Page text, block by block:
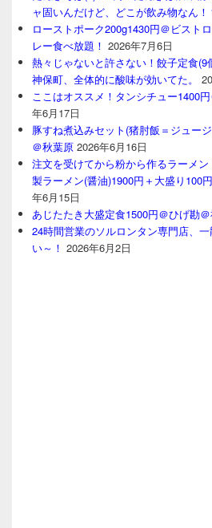
ャ固いんだけど、どこが飲み物なん！
ローストポーク200g1430円＠ビスト
レー食べ放題！ 2026年7月6日
熱々じゃないと許さない！餃子定食(9
神保町、全体的に酸味が効いてた。
ここはオススメ！タンシチュー1400
年6月17日
豚すね煮込みセット(猪肘飯＝ジュー
＠秋葉原 2026年6月16日
注文を受けてから粉から作るラーメ
製ラーメン(醤油)1900円＋大盛り100
年6月15日
あじたたき大盛定食1500円＠ひげ勘
24時間営業のソルロンタン専門店、
い～！ 2026年6月2日